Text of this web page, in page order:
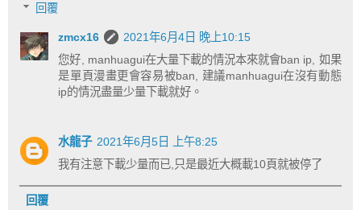
回覆
zmcx16
2021年6月4日 晚上10:15
您好, manhuagui在大量下載的情況本來就會ban ip, 如果
是單頁漫畫更會容易被ban, 建議manhuagui在沒有動態
ip的情況盡量少量下載就好。
水龍子 2021年6月5日 上午8:25
我有注意下載少量而已,只是最近大概載10頁就被停了
回覆